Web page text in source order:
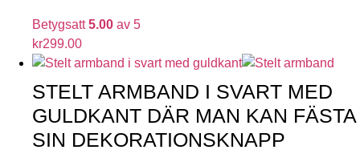
Betygsatt5.00 av 5
kr299.00
STELT ARMBAND I SVART MED
GULDKANT DÄR MAN KAN FÄSTA
SIN DEKORATIONSKNAPP